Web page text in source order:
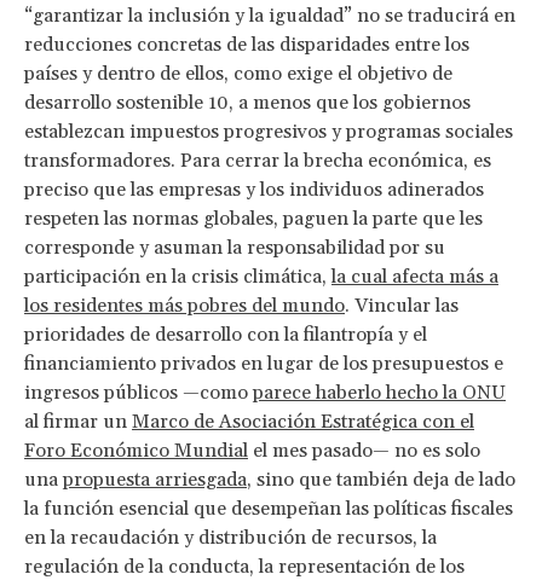
“garantizar la inclusión y la igualdad” no se traducirá en
reducciones concretas de las disparidades entre los
países y dentro de ellos, como exige el objetivo de
desarrollo sostenible 10, a menos que los gobiernos
establezcan impuestos progresivos y programas sociales
transformadores. Para cerrar la brecha económica, es
preciso que las empresas y los individuos adinerados
respeten las normas globales, paguen la parte que les
corresponde y asuman la responsabilidad por su
participación en la crisis climática,la cual afecta más a
los residentes más pobres del mundo. Vincular las
prioridades de desarrollo con la filantropía y el
financiamiento privados en lugar de los presupuestos e
ingresos públicos —comoparece haberlo hecho la ONU
al firmar un Marco de Asociación Estratégica con el
Foro Económico Mundial el mes pasado— no es solo
unapropuesta arriesgada, sino que también deja de lado
la función esencial que desempeñan las políticas fiscales
en la recaudación y distribución de recursos, la
regulación de la conducta, la representación de los